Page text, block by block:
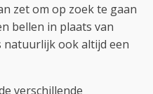
zet om op zoek te gaan
bellen in plaats van
natuurlijk ook altijd een
verschillende